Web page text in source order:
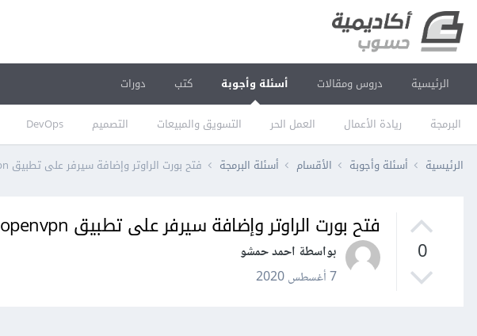
الرئيسية دروس ومقالات أسئلة وأجوبة
البرمجة ريادة الأعمال العمل الحر التسويق والمبيعات التصميم DevOps
كتب دورات
الرئيسية أسئلة وأجوبة الأقسام أسئلة البرمجة فتح بورت الراوتر وإضافة سيرفر على تطبيق openvpn
0
فتح بورت الراوتر وإضافة سيرفر على تطبيق openvpn
بواسطة احمد حمشو
7 أغسطس 2020